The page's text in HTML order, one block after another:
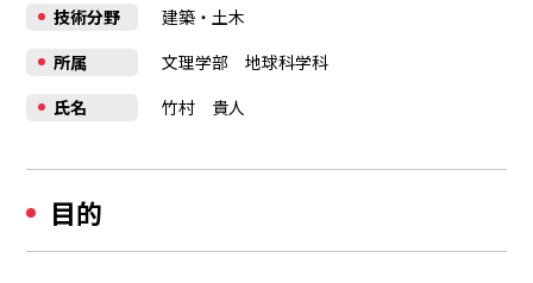
技術分野
建築・土木
所属
文理学部 地球科学科
氏名
竹村 貴人
目的